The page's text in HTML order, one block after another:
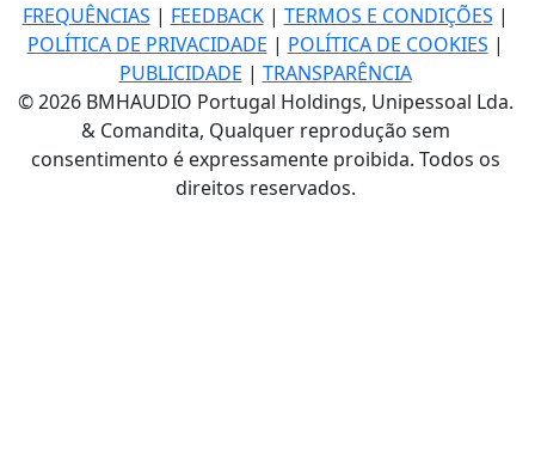
FREQUÊNCIAS | FEEDBACK| TERMOS E CONDIÇÕES |
POLÍTICA DE PRIVACIDADE | POLÍTICA DE COOKIES |
PUBLICIDADE | TRANSPARÊNCIA
© 2026 BMHAUDIO Portugal Holdings, Unipessoal Lda.
& Comandita, Qualquer reprodução sem
consentimento é expressamente proibida. Todos os
direitos reservados.